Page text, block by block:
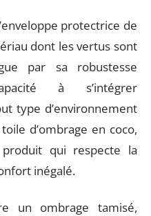
protectrice de
dont les vertus sont
par sa robustesse
à s’intégrer
type d’environnement
d’ombrage en coco,
qui respecte la
inégalé.
un ombrage tamisé,